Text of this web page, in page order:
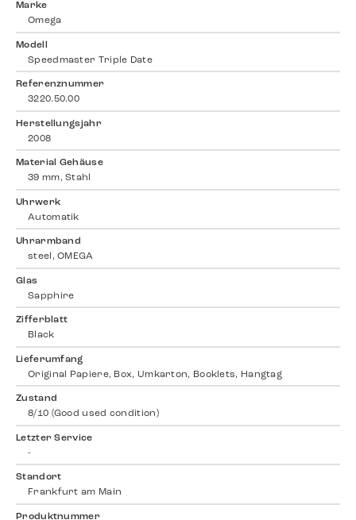
Marke
Omega
Modell
Speedmaster Triple Date
Referenznummer
3220.50.00
Herstellungsjahr
2008
Material Gehäuse
39 mm, Stahl
Uhrwerk
Automatik
Uhrarmband
steel, OMEGA
Glas
Sapphire
Zifferblatt
Black
Lieferumfang
Original Papiere, Box, Umkarton, Booklets, Hangtag
Zustand
8/10 (Good used condition)
Letzter Service
-
Standort
Frankfurt am Main
Produktnummer